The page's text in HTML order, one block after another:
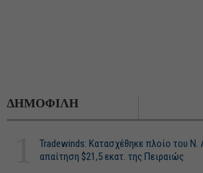
ΔΗΜΟΦΙΛΗ
Tradewinds: Κατασχέθηκε πλοίο του Ν.
απαίτηση $21,5 εκατ. της Πειραιώς